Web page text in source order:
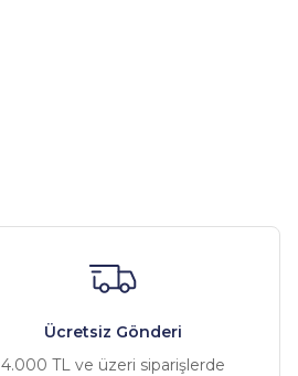
Ücretsiz Gönderi
4.000 TL ve üzeri siparişlerde